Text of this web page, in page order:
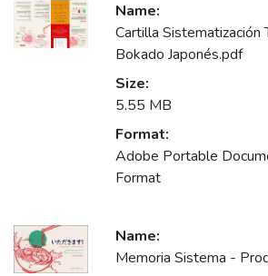
Name:
Cartilla Sistematización
Bokado Japonés.pdf
Size:
5.55 MB
Format:
Adobe Portable
Format
Name:
Memoria Sistema -